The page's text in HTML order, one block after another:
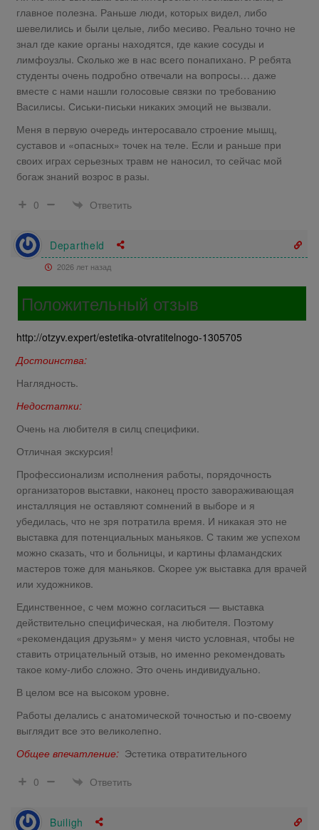
главное полезна. Раньше люди, которых видел, либо
шевелились и были целые, либо месиво. Реально точно не
знал где какие органы находятся, где какие сосуды и
лимфоузлы. Сколько же в нас всего понапихано. Р ребята
студенты очень подробно отвечали на вопросы… даже
вместе с нами нашли голосовые связки по требованию
Василисы. Сиськи-письки никаких эмоций не вызвали.
Меня в первую очередь интеросавало строение мышц,
суставов и «опасных» точек на теле. Если и раньше при
своих играх серьезных травм не наносил, то сейчас мой
богаж знаний возрос в разы.
0
Ответить
Departheld
2026 лет назад
Положительный отзыв
http://otzyv.expert/estetika-otvratitelnogo-1305705
Достоинства:
Наглядность.
Недостатки:
Очень на любителя в силц специфики.
Отличная экскурсия!
Профессионализм исполнения работы, порядочность
организаторов выставки, наконец просто завораживающая
инсталляция не оставляют сомнений в выборе и я
убедилась, что не зря потратила время. И никакая это не
выставка для потенциальных маньяков. С таким же успехом
можно сказать, что и больницы, и картины фламандских
мастеров тоже для маньяков. Скорее уж выставка для врачей
или художников.
Единственное, с чем можно согласиться — выставка
действительно специфическая, на любителя. Поэтому
«рекомендация друзьям» у меня чисто условная, чтобы не
ставить отрицательный отзыв, но именно рекомендовать
такое кому-либо сложно. Это очень индивидуально.
В целом все на высоком уровне.
Работы делались с анатомической точностью и по-своему
выглядит все это великолепно.
Общее впечатление: Эстетика отвратительного
0
Ответить
Builigh